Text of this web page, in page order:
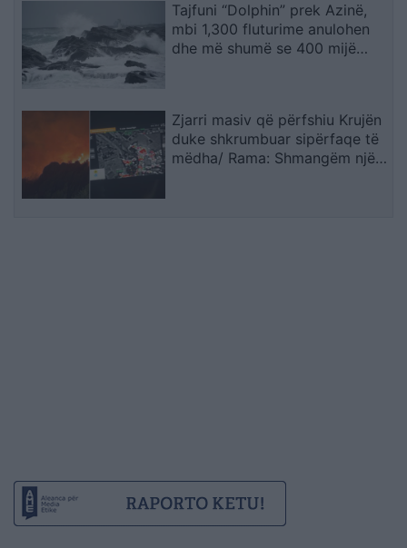
Tajfuni “Dolphin” prek Azinë,
mbi 1,300 fluturime anulohen
dhe më shumë se 400 mijë
Zjarri masiv që përfshiu Krujën
duke shkrumbuar sipërfaqe të
mëdha/ Rama: Shmangëm një